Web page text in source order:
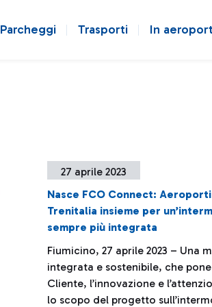
Parcheggi Trasporti In
27 aprile 2023
Nasce FCO Connect: Aeroporti
Trenitalia insieme per
sempre più integrata
Fiumicino, 27 aprile 2023 – Una
integrata e sostenibile, che
Cliente, l’innovazione e
lo scopo del progetto